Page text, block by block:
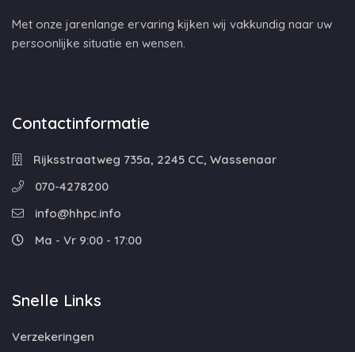
Met onze jarenlange ervaring kijken wij vakkundig naar uw
persoonlijke situatie en wensen.
Contactinformatie
Rijksstraatweg 735a, 2245 CC, Wassenaar
070-4278200
info@hhpc.info
Ma - Vr 9:00 - 17:00
Snelle Links
Verzekeringen